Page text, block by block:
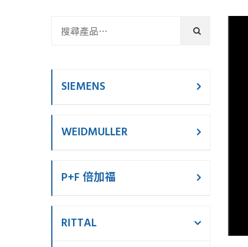
SIEMENS
WEIDMULLER
P+F 倍加福
RITTAL